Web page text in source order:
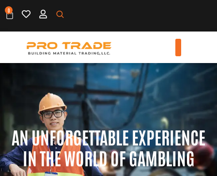
0
AN UNFORGETTABLE EXPERIENCE
IN THE WORLD OF GAMBLING